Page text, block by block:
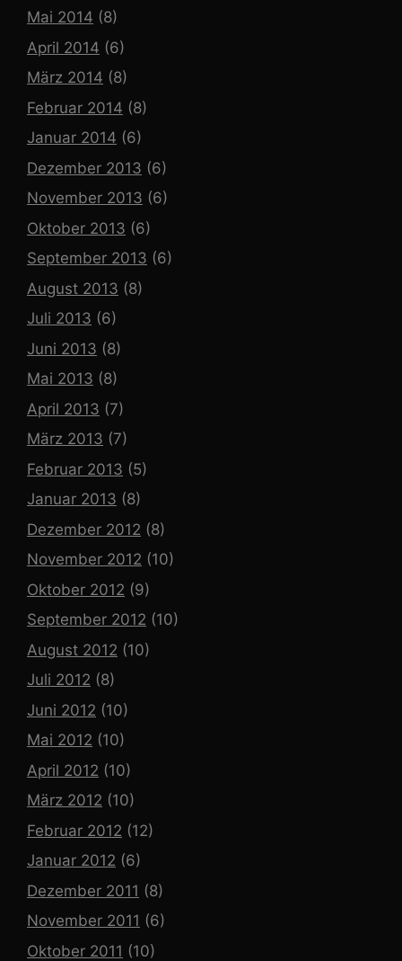
Mai 2014 (8)
April 2014 (6)
März 2014 (8)
Februar 2014 (8)
Januar 2014 (6)
Dezember 2013 (6)
November 2013 (6)
Oktober 2013 (6)
September 2013 (6)
August 2013 (8)
Juli 2013 (6)
Juni 2013 (8)
Mai 2013 (8)
April 2013 (7)
März 2013 (7)
Februar 2013 (5)
Januar 2013 (8)
Dezember 2012 (8)
November 2012 (10)
Oktober 2012 (9)
September 2012 (10)
August 2012 (10)
Juli 2012 (8)
Juni 2012 (10)
Mai 2012 (10)
April 2012 (10)
März 2012 (10)
Februar 2012 (12)
Januar 2012 (6)
Dezember 2011 (8)
November 2011 (6)
Oktober 2011 (10)